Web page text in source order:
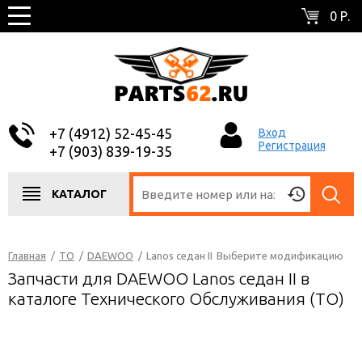
0 Р.
+7 (4912) 52-45-45
+7 (903) 839-19-35
Вход
Регистрация
КАТАЛОГ
Главная / ТО / DAEWOO / Lanos седан II Выберите модификацию
Запчасти для DAEWOO Lanos седан II в
каталоге Технического Обслуживания (ТО)